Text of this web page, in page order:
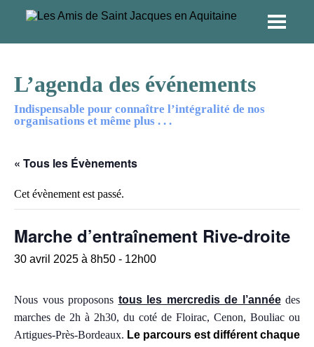
L’agenda des événements
Indispensable pour connaître l’intégralité de nos
organisations et même plus . . .
« Tous les Évènements
Cet évènement est passé.
Marche d’entraînement Rive-droite
30 avril 2025 à 8h50 - 12h00
Nous vous proposons tous les mercredis de l’année des
marches de 2h à 2h30, du coté de Floirac, Cenon, Bouliac ou
Artigues-Près-Bordeaux. Le parcours est différent chaque